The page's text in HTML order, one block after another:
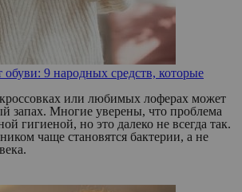
9 народных средств, которые
или любимых лоферах может
запах. Многие уверены, что проблема
гигиеной, но это далеко не всегда так.
чаще становятся бактерии, а не